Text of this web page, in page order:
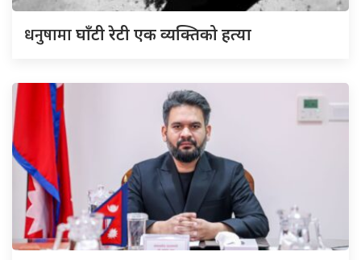
धनुषामाघाँटी रेटी एक व्यक्तिको हत्या